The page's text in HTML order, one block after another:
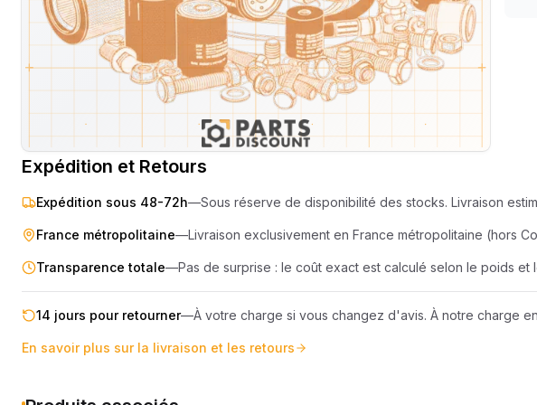
SEMOIR
ELEVAGE
PIECES TECHNIQUE
REMORQUE
COMPRESSEUR
MOTEUR
COMPACTEUR
Livraison & retoursMachines compatibles(2)Avis
Expédition et Retours
Expédition sous 48-72h—Sous réserve de disponibilité des stocks. Livraison
France métropolitaine—Livraison exclusivement en France métropolitaine (hors
Transparence totale—Pas de surprise : le coût exact est calculé selon le poids
14 jours pour retourner—À votre charge si vous changez d'avis. À notre charge
En savoir plus sur la livraison et les retours